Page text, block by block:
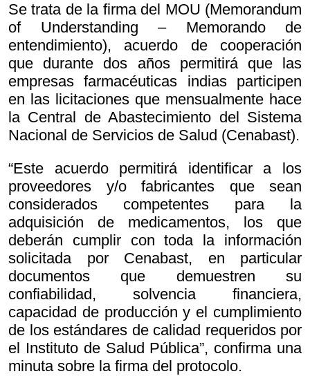
Se trata de la firma del MOU (Memorandum
of Understanding – Memorando de
entendimiento), acuerdo de cooperación
que durante dos años permitirá que las
empresas farmacéuticas indias participen
en las licitaciones que mensualmente hace
la Central de Abastecimiento del Sistema
Nacional de Servicios de Salud (Cenabast).
“Este acuerdo permitirá identificar a los
proveedores y/o fabricantes que sean
considerados competentes para la
adquisición de medicamentos, los que
deberán cumplir con toda la información
solicitada por Cenabast, en particular
documentos que demuestren su
confiabilidad, solvencia financiera,
capacidad de producción y el cumplimiento
de los estándares de calidad requeridos por
el Instituto de Salud Pública”, confirma una
minuta sobre la firma del protocolo.